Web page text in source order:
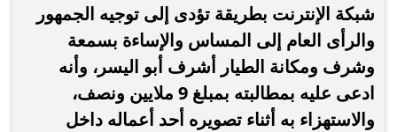
شبكة الإنترنت بطريقة تؤدى إلى توجيه الجمهور
والرأى العام إلى المساس والإساءة بسمعة
وشرف ومكانة الطيار أشرف أبو اليسر، وأنه
ادعى عليه بمطالبته بمبلغ 9 ملايين ونصف،
والاستهزاء به أثناء تصويره أحد أعماله داخل